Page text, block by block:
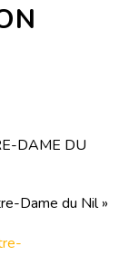
DAME DU
Dame du Nil »